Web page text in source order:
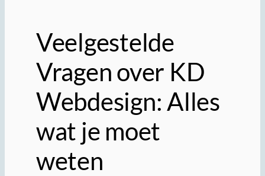
Veelgestelde
Vragen over KD
Webdesign: Alles
wat je moet
weten